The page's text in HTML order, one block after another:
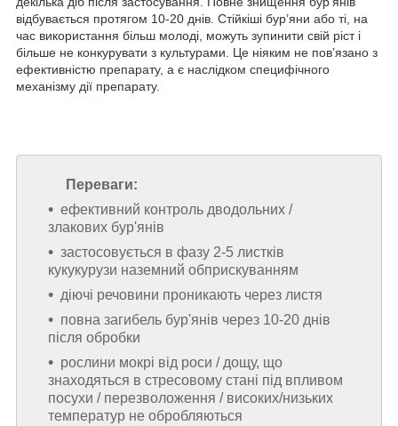
відбувається протягом 10-20 днів. Стійкіші бур’яни або ті, на
час використання більш молоді, можуть зупинити свій ріст і
більше не конкурувати з культурами. Це ніяким не пов’язано з
ефективністю препарату, а є наслідком специфічного
механізму дії препарату.
Переваги:
ефективний контроль дводольних /
злакових бур'янів
застосовується в фазу 2-5 листків
кукукурузи наземний обприскуванням
діючі речовини проникають через листя
повна загибель бур'янів через 10-20 днів
після обробки
рослини мокрі від роси / дощу, що
знаходяться в стресовому стані під впливом
посухи / перезволоження / високих/низьких
температур не обробляються